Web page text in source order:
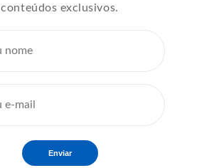
conteúdos exclusivos.
Enviar